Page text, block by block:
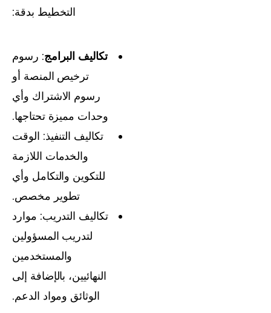
التخطيط بدقة:
تكاليف البرامج: رسوم
ترخيص المنصة أو
رسوم الاشتراك وأي
وحدات مميزة تحتاجها.
تكاليف التنفيذ: الوقت
والخدمات اللازمة
للتكوين والتكامل وأي
تطوير مخصص.
تكاليف التدريب: موارد
لتدريب المسؤولين
والمستخدمين
النهائيين، بالإضافة إلى
الوثائق ومواد الدعم.